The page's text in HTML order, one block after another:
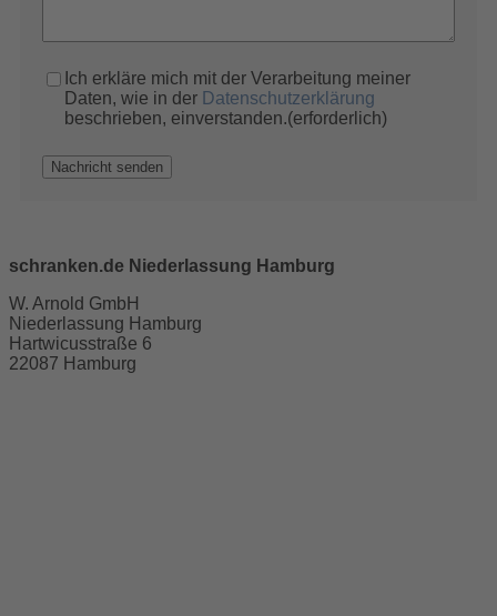
Datenschutz(erforderlich)
Ich erkläre mich mit der Verarbeitung meiner
Daten, wie in der Datenschutzerklärung
beschrieben, einverstanden.(erforderlich)
schranken.de Niederlassung Hamburg
W. Arnold GmbH
Niederlassung Hamburg
Hartwicusstraße 6
22087 Hamburg